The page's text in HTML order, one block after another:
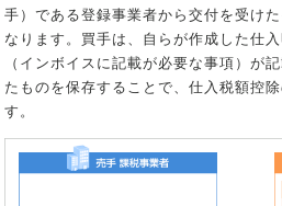
手）である登録事業者から交付を受け
なります。買手は、自らが作成した仕
（インボイスに記載が必要な事項）が
たものを保存することで、仕入税額控
す。